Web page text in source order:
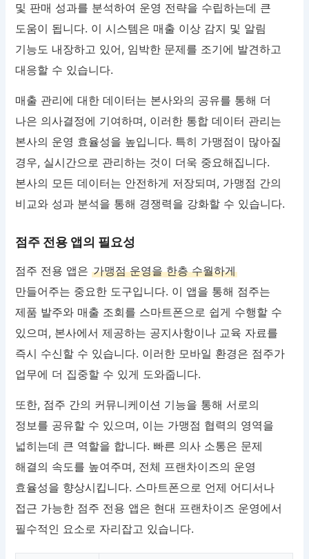
및 판매 성과를 분석하여 운영 전략을 수립하는데 큰
도움이 됩니다. 이 시스템은 매출 이상 감지 및 알림
기능도 내장하고 있어, 임박한 문제를 조기에 발견하고
대응할 수 있습니다.
매출 관리에 대한 데이터는 본사와의 공유를 통해 더
나은 의사결정에 기여하며, 이러한 통합 데이터 관리는
본사의 운영 효율성을 높입니다. 특히 가맹점이 많아질
경우, 실시간으로 관리하는 것이 더욱 중요해집니다.
본사의 모든 데이터는 안전하게 저장되며, 가맹점 간의
비교와 성과 분석을 통해 경쟁력을 강화할 수 있습니다.
점주 전용 앱의 필요성
점주 전용 앱은가맹점 운영을 한층 수월하게
만들어주는 중요한 도구입니다. 이 앱을 통해 점주는
제품 발주와 매출 조회를 스마트폰으로 쉽게 수행할 수
있으며, 본사에서 제공하는 공지사항이나 교육 자료를
즉시 수신할 수 있습니다. 이러한 모바일 환경은 점주가
업무에 더 집중할 수 있게 도와줍니다.
또한, 점주 간의 커뮤니케이션 기능을 통해 서로의
정보를 공유할 수 있으며, 이는 가맹점 협력의 영역을
넓히는데 큰 역할을 합니다. 빠른 의사 소통은 문제
해결의 속도를 높여주며, 전체 프랜차이즈의 운영
효율성을 향상시킵니다. 스마트폰으로 언제 어디서나
접근 가능한 점주 전용 앱은 현대 프랜차이즈 운영에서
필수적인 요소로 자리잡고 있습니다.